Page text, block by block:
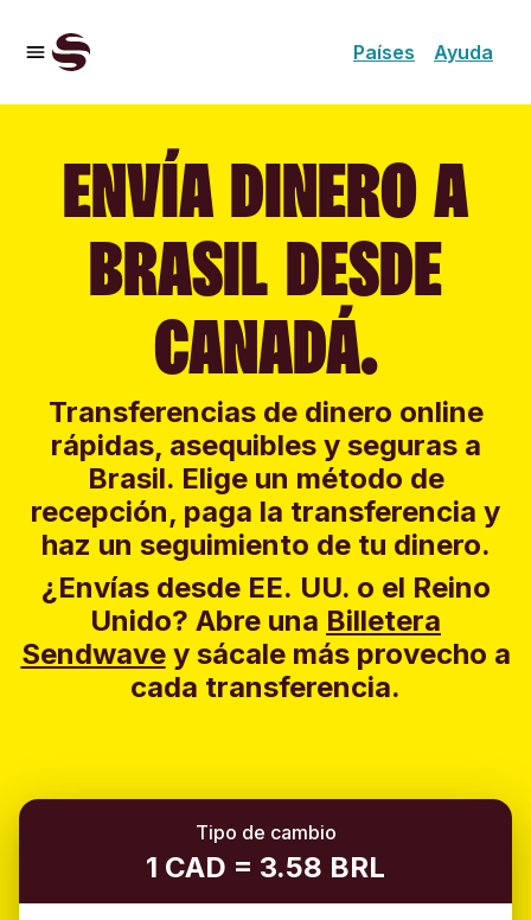
Países Ayuda
ENVÍA DINERO A
BRASIL DESDE
CANADÁ.
Transferencias de dinero online
rápidas, asequibles y seguras a
Brasil. Elige un método de
recepción, paga la transferencia y
haz un seguimiento de tu dinero.
¿Envías desde EE. UU. o el Reino
Unido? Abre una Billetera
Sendwavey sácale más provecho a
cada transferencia.
Tipo de cambio
1 CAD = 3.58 BRL